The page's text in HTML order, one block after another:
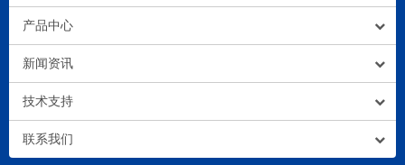
产品中心
新闻资讯
技术支持
联系我们